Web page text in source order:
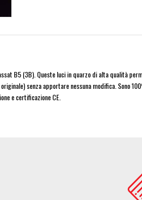
B5 (3B). Queste luci in quarzo di alta qualità
senza apportare nessuna modifica. Sono
e certificazione CE.